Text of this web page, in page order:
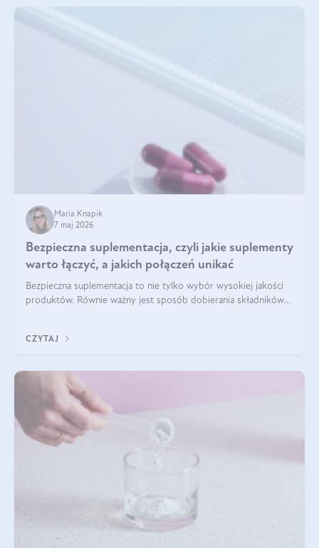
Maria Knapik
7 maj 2026
Bezpieczna suplementacja, czyli jakie suplementy
warto łączyć, a jakich połączeń unikać
Bezpieczna suplementacja to nie tylko wybór wysokiej jakości
produktów. Równie ważny jest sposób dobierania składników
CZYTAJ